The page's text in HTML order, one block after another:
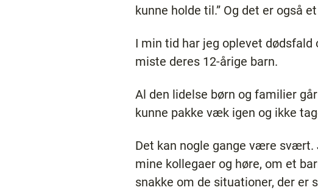
kunne holde til.” Og det er også
I min tid har jeg oplevet
miste deres 12-årige barn.
Al den lidelse børn og familier
kunne pakke væk igen og ikke
Det kan nogle gange være
mine kollegaer og høre, om et
snakke om de situationer, der